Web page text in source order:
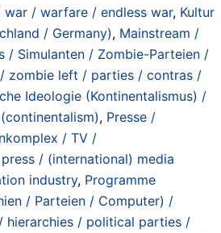
war / warfare / endless war, Kultur
/ Germany), Mainstream /
/ Simulanten / Zombie-Parteien /
zombie left / parties / contras /
Ideologie (Kontinentalismus) /
, Presse /
/ TV /
/ (international) media
industry, Programme
/ Parteien / Computer) /
hierarchies / political parties /